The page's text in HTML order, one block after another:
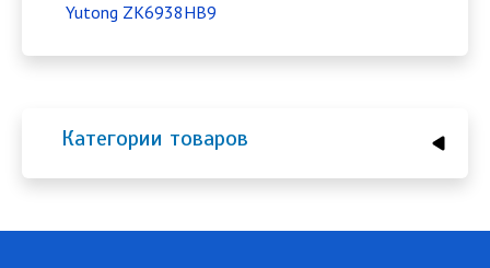
Yutong ZK6938HB9
Категории товаров